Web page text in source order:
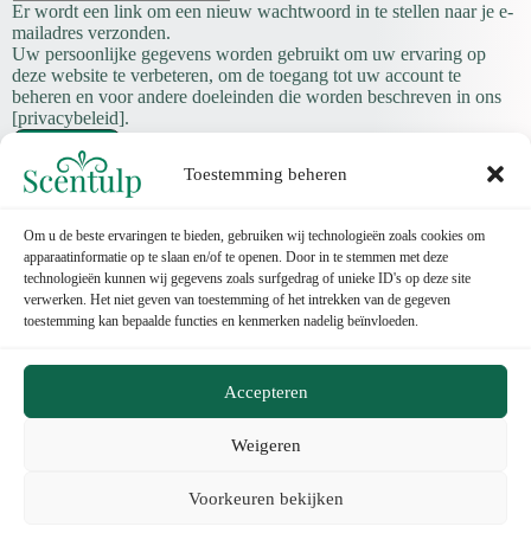
Toestemming beheren
Om u de beste ervaringen te bieden, gebruiken wij technologieën zoals cookies om
apparaatinformatie op te slaan en/of te openen. Door in te stemmen met deze
technologieën kunnen wij gegevens zoals surfgedrag of unieke ID's op deze site
verwerken. Het niet geven van toestemming of het intrekken van de gegeven
toestemming kan bepaalde functies en kenmerken nadelig beïnvloeden.
Accepteren
Weigeren
Voorkeuren bekijken
e
i
s
t
Er wordt een link om een nieuw wachtwoord in te stellen naar je e-
mailadres verzonden.
Uw persoonlijke gegevens worden gebruikt om uw ervaring op
deze website te verbeteren, om de toegang tot uw account te
beheren en voor andere doeleinden die worden beschreven in ons
[privacybeleid].
Registreren
Contact
Categorieën